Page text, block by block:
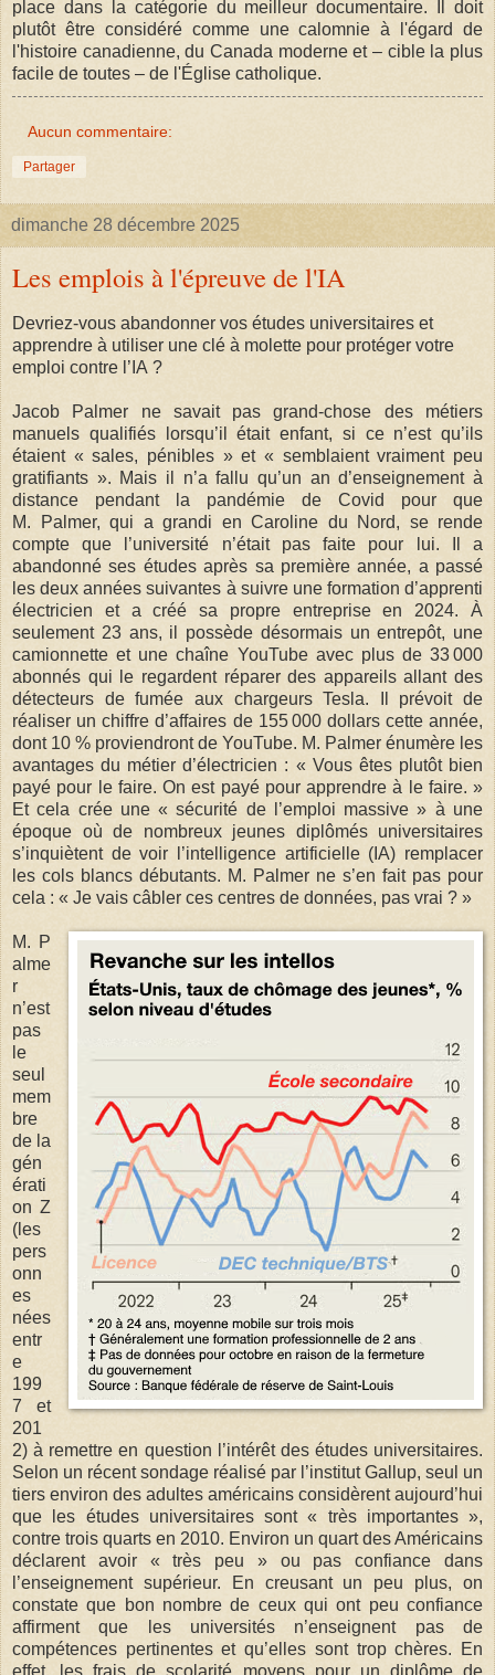
place dans la catégorie du meilleur documentaire. Il doit
plutôt être considéré comme une calomnie à l'égard de
l'histoire canadienne, du Canada moderne et – cible la plus
facile de toutes – de l'Église catholique.
Aucun commentaire:
Partager
dimanche 28 décembre 2025
Les emplois à l'épreuve de l'IA
Devriez-vous abandonner vos études universitaires et
apprendre à utiliser une clé à molette pour protéger votre
emploi contre l’IA ?
Jacob Palmer ne savait pas grand-chose des métiers
manuels qualifiés lorsqu’il était enfant, si ce n’est qu’ils
étaient « sales, pénibles » et « semblaient vraiment peu
gratifiants ». Mais il n’a fallu qu’un an d’enseignement à
distance pendant la pandémie de Covid pour que
M. Palmer, qui a grandi en Caroline du Nord, se rende
compte que l’université n’était pas faite pour lui. Il a
abandonné ses études après sa première année, a passé
les deux années suivantes à suivre une formation d’apprenti
électricien et a créé sa propre entreprise en 2024. À
seulement 23 ans, il possède désormais un entrepôt, une
camionnette et une chaîne YouTube avec plus de 33 000
abonnés qui le regardent réparer des appareils allant des
détecteurs de fumée aux chargeurs Tesla. Il prévoit de
réaliser un chiffre d’affaires de 155 000 dollars cette année,
dont 10 % proviendront de YouTube. M. Palmer énumère les
avantages du métier d’électricien : « Vous êtes plutôt bien
payé pour le faire. On est payé pour apprendre à le faire. »
Et cela crée une « sécurité de l’emploi massive » à une
époque où de nombreux jeunes diplômés universitaires
s’inquiètent de voir l’intelligence artificielle (IA) remplacer
les cols blancs débutants. M. Palmer ne s’en fait pas pour
cela : « Je vais câbler ces centres de données, pas vrai ? »
M. P
alme
r
n’est
pas
le
seul
mem
bre
de la
gén
érati
on Z
(les
pers
onn
es
nées
entr
e
199
7 et
201
2) à remettre en question l’intérêt des études universitaires.
Selon un récent sondage réalisé par l’institut Gallup, seul un
tiers environ des adultes américains considèrent aujourd’hui
que les études universitaires sont « très importantes »,
contre trois quarts en 2010. Environ un quart des Américains
déclarent avoir « très peu » ou pas confiance dans
l’enseignement supérieur. En creusant un peu plus, on
constate que bon nombre de ceux qui ont peu confiance
affirment que les universités n’enseignent pas de
compétences pertinentes et qu’elles sont trop chères. En
effet, les frais de scolarité moyens pour un diplôme de